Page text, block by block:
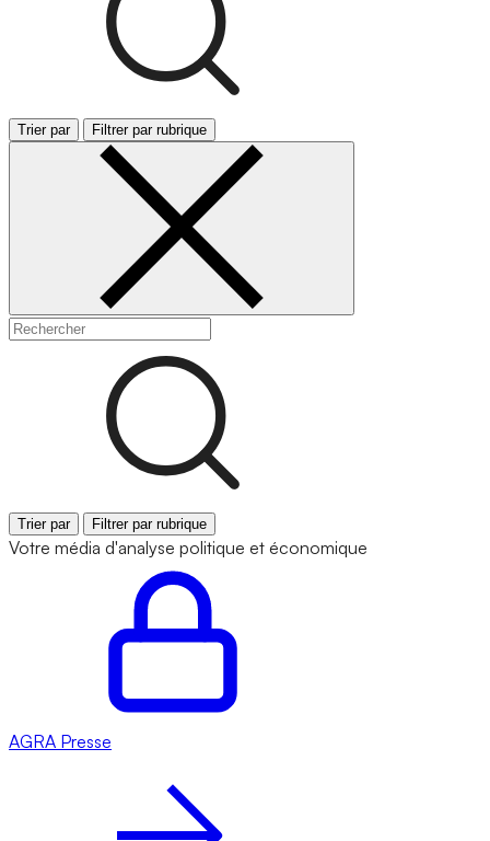
Trier par Filtrer par rubrique
Trier par Filtrer par rubrique
Votre média d'analyse politique et économique
AGRA Presse